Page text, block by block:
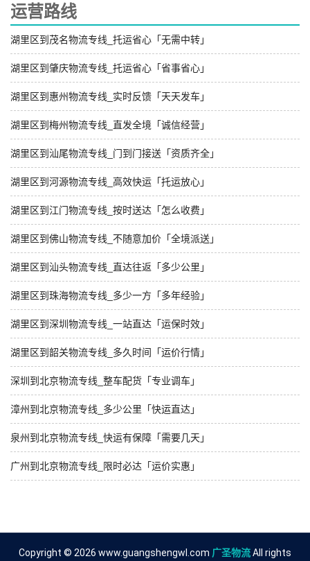
运营路线
湖里区到茂名物流专线_托运省心「无需中转」
湖里区到肇庆物流专线_托运省心「省事省心」
湖里区到惠州物流专线_实时反馈「天天发车」
湖里区到梅州物流专线_直发全境「诚信经营」
湖里区到汕尾物流专线_门到门接送「资质齐全」
湖里区到河源物流专线_高效快运「托运放心」
湖里区到江门物流专线_按时送达「怎么收费」
湖里区到佛山物流专线_不随意加价「全境派送」
湖里区到汕头物流专线_直达往返「多少公里」
湖里区到珠海物流专线_多少一方「多年经验」
湖里区到深圳物流专线_一站直达「运保时效」
湖里区到韶关物流专线_多久时间「运价行情」
深圳到北京物流专线_整车配货「专业调车」
漳州到北京物流专线_多少公里「快运直达」
泉州到北京物流专线_快运有保障「需要几天」
广州到北京物流专线_限时必达「运价实惠」
Copyright © 2026 www.guangshengwl.com 广圣物流All rights